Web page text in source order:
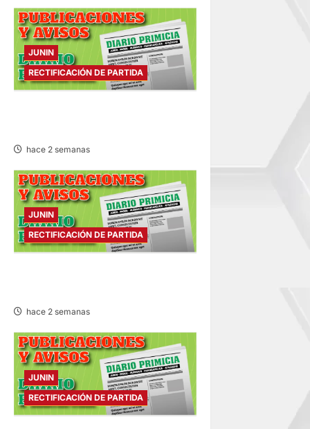
JUNIN
RECTIFICACIÓN DE PARTIDA
hace 2 semanas
JUNIN
RECTIFICACIÓN DE PARTIDA
hace 2 semanas
JUNIN
RECTIFICACIÓN DE PARTIDA